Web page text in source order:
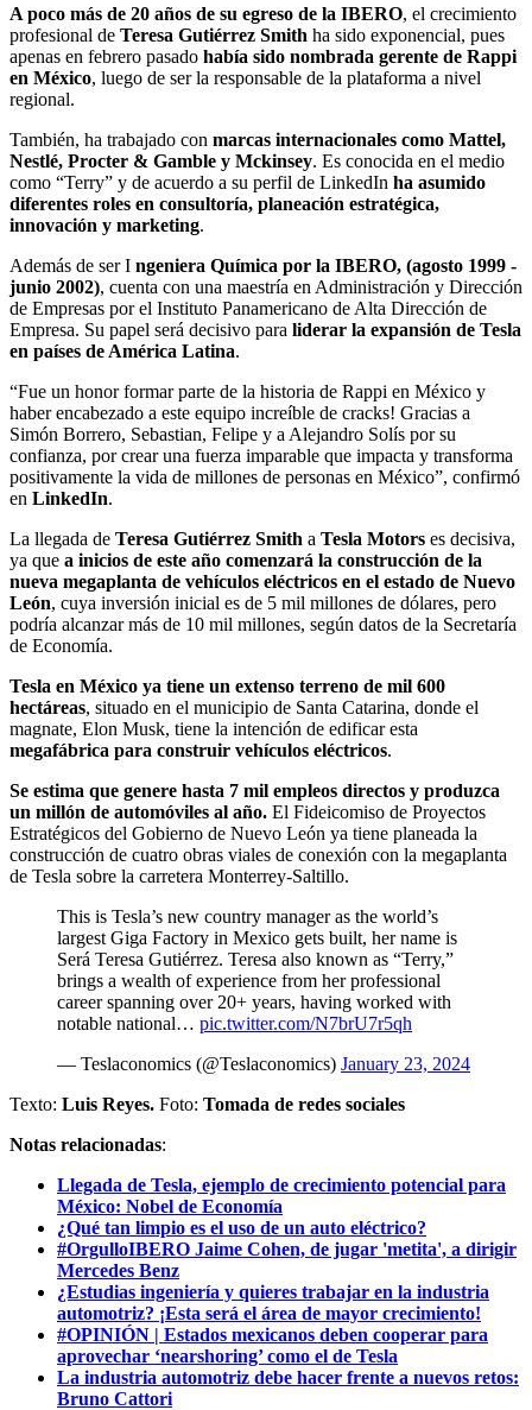
A poco más de 20 años de su egreso de la IBERO, el crecimiento
profesional de Teresa Gutiérrez Smith ha sido exponencial, pues
apenas en febrero pasado había sido nombrada gerente de Rappi
en México, luego de ser la responsable de la plataforma a nivel
regional.
También, ha trabajado con marcas internacionales como Mattel,
Nestlé, Procter & Gamble y Mckinsey. Es conocida en el medio
como “Terry” y de acuerdo a su perfil de LinkedIn ha asumido
diferentes roles en consultoría, planeación estratégica,
innovación y marketing.
Además de ser I ngeniera Química por la IBERO, (agosto 1999 -
junio 2002), cuenta con una maestría en Administración y Dirección
de Empresas por el Instituto Panamericano de Alta Dirección de
Empresa. Su papel será decisivo para liderar la expansión de Tesla
en países de América Latina.
“Fue un honor formar parte de la historia de Rappi en México y
haber encabezado a este equipo increíble de cracks! Gracias a
Simón Borrero, Sebastian, Felipe y a Alejandro Solís por su
confianza, por crear una fuerza imparable que impacta y transforma
positivamente la vida de millones de personas en México”, confirmó
en LinkedIn.
La llegada de Teresa Gutiérrez Smith a Tesla Motors es decisiva,
ya que a inicios de este año comenzará la construcción de la
nueva megaplanta de vehículos eléctricos en el estado de Nuevo
León, cuya inversión inicial es de 5 mil millones de dólares, pero
podría alcanzar más de 10 mil millones, según datos de la Secretaría
de Economía.
Tesla en México ya tiene un extenso terreno de mil 600
hectáreas, situado en el municipio de Santa Catarina, donde el
magnate, Elon Musk, tiene la intención de edificar esta
megafábrica para construir vehículos eléctricos.
Se estima que genere hasta 7 mil empleos directos y produzca
un millón de automóviles al año. El Fideicomiso de Proyectos
Estratégicos del Gobierno de Nuevo León ya tiene planeada la
construcción de cuatro obras viales de conexión con la megaplanta
de Tesla sobre la carretera Monterrey-Saltillo.
This is Tesla’s new country manager as the world’s
largest Giga Factory in Mexico gets built, her name is
Será Teresa Gutiérrez. Teresa also known as “Terry,”
brings a wealth of experience from her professional
career spanning over 20+ years, having worked with
notable national… pic.twitter.com/N7brU7r5qh
— Teslaconomics (@Teslaconomics) January 23, 2024
Texto: Luis Reyes. Foto: Tomada de redes sociales
Notas relacionadas:
Llegada de Tesla, ejemplo de crecimiento potencial para
México: Nobel de Economía
¿Qué tan limpio es el uso de un auto eléctrico?
#OrgulloIBERO Jaime Cohen, de jugar 'metita', a dirigir
Mercedes Benz
¿Estudias ingeniería y quieres trabajar en la industria
automotriz? ¡Esta será el área de mayor crecimiento!
#OPINIÓN | Estados mexicanos deben cooperar para
aprovechar ‘nearshoring’ como el de Tesla
La industria automotriz debe hacer frente a nuevos retos:
Bruno Cattori